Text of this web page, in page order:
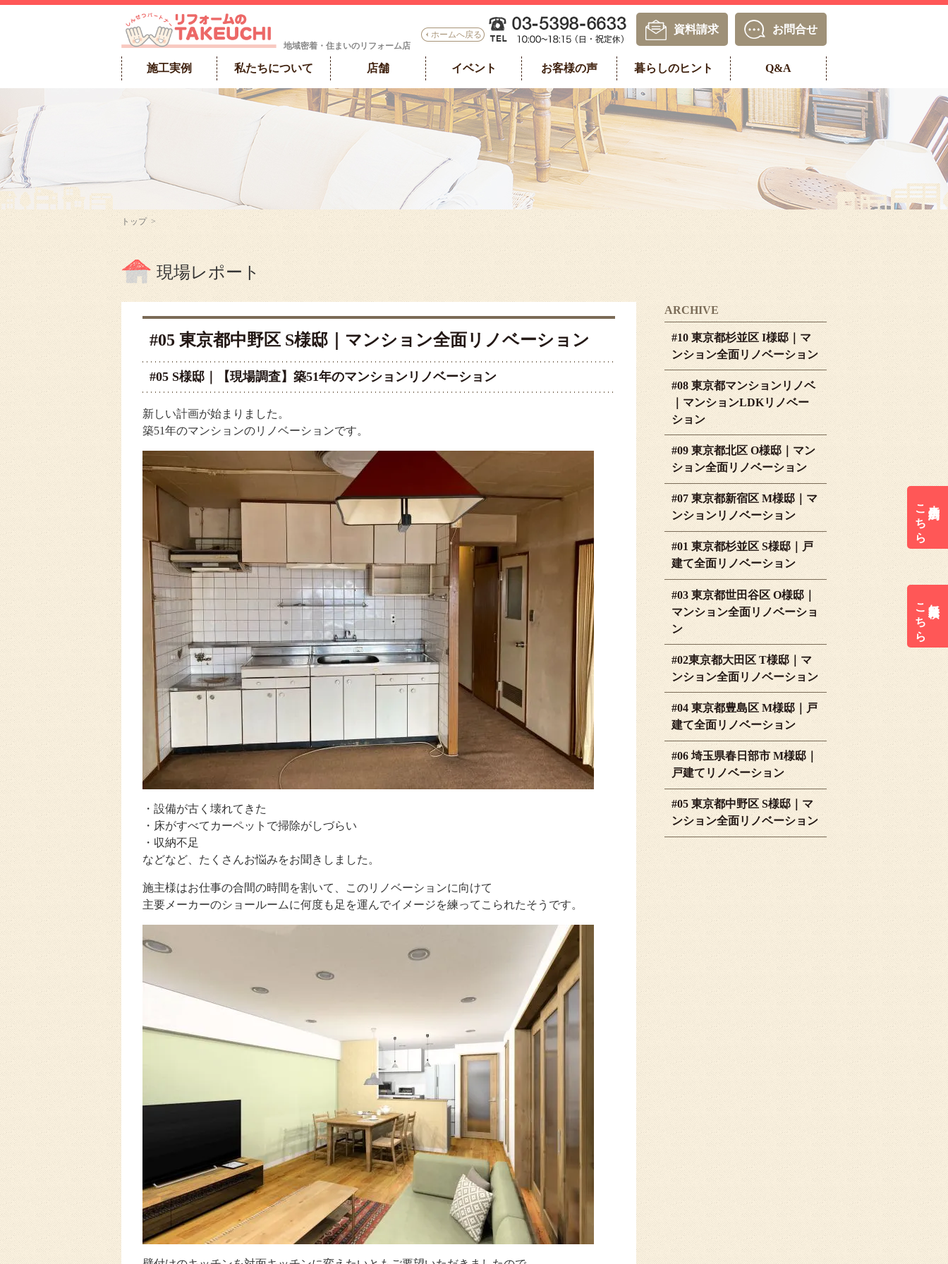
地域密着・住まいのリフォーム店
ホームへ戻る 資料請求 お問合せ
施工実例 私たちについて 店舗 イベント お客様の声 暮らしのヒント Q&A
来店予約は
こちら
無料見積は
こちら
トップ>
現場レポート
#05 東京都中野区 S様邸｜マンション全面リノベーション
#05 S様邸｜【現場調査】築51年のマンションリノベーション
新しい計画が始まりました。
築51年のマンションのリノベーションです。
・設備が古く壊れてきた
・床がすべてカーペットで掃除がしづらい
・収納不足
などなど、たくさんお悩みをお聞きしました。
施主様はお仕事の合間の時間を割いて、このリノベーションに向けて
主要メーカーのショールームに何度も足を運んでイメージを練ってこられたそうです。
ARCHIVE
#10 東京都杉並区 I様邸｜マ
ンション全面リノベーション
#08 東京都マンションリノベ
｜マンションLDKリノベー
ション
#09 東京都北区 O様邸｜マン
ション全面リノベーション
#07 東京都新宿区 M様邸｜マ
ンションリノベーション
#01 東京都杉並区 S様邸｜戸
建て全面リノベーション
#03 東京都世田谷区 O様邸｜
マンション全面リノベーショ
ン
#02東京都大田区 T様邸｜マ
ンション全面リノベーション
#04 東京都豊島区 M様邸｜戸
建て全面リノベーション
#06 埼玉県春日部市 M様邸｜
戸建てリノベーション
#05 東京都中野区 S様邸｜マ
ンション全面リノベーション